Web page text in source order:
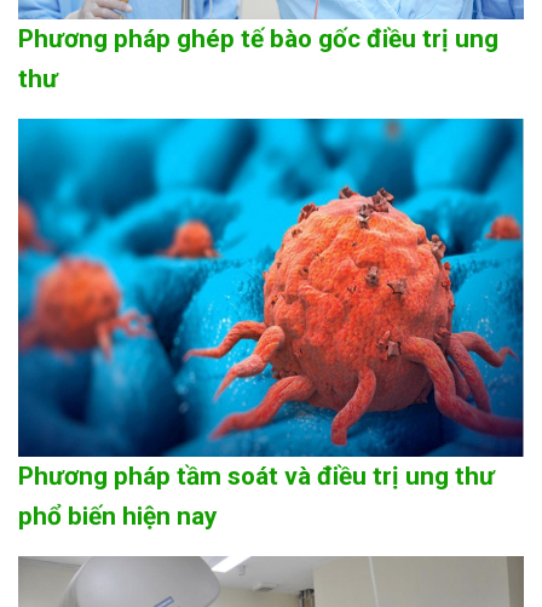
Phương pháp ghép tế bào gốc điều trị ung
thư
Phương pháp tầm soát và điều trị ung thư
phổ biến hiện nay